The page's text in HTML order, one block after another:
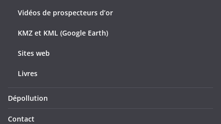
Vidéos de prospecteurs d’or
KMZ et KML (Google Earth)
Sites web
Livres
Dépollution
Contact